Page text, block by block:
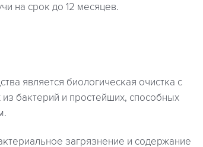
на срок до 12 месяцев.
является биологическая очистка с
бактерий и простейших, способных
загрязнение и содержание